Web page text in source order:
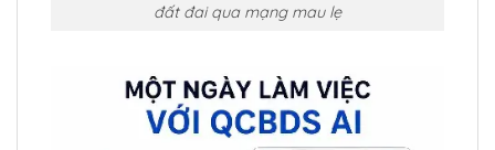
đất đai qua mạng mau lẹ